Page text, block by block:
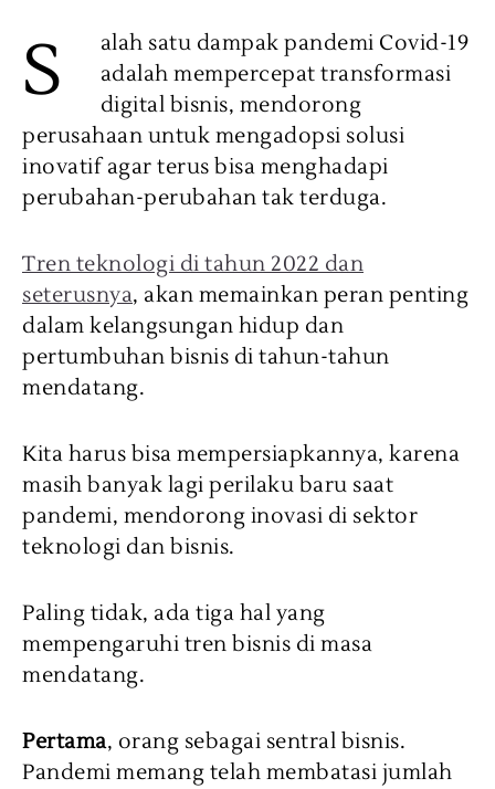
S
alah satu dampak pandemi Covid-19
adalah mempercepat transformasi
digital bisnis, mendorong
perusahaan untuk mengadopsi solusi
inovatif agar terus bisa menghadapi
perubahan-perubahan tak terduga.
Tren teknologi di tahun 2022 dan
seterusnya, akan memainkan peran penting
dalam kelangsungan hidup dan
pertumbuhan bisnis di tahun-tahun
mendatang.
Kita harus bisa mempersiapkannya, karena
masih banyak lagi perilaku baru saat
pandemi, mendorong inovasi di sektor
teknologi dan bisnis.
Paling tidak, ada tiga hal yang
mempengaruhi tren bisnis di masa
mendatang.
Pertama, orang sebagai sentral bisnis.
Pandemi memang telah membatasi jumlah